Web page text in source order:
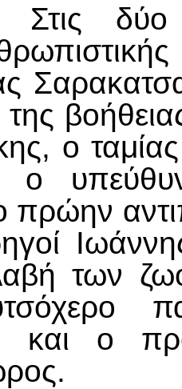
Στις
ο
ο
των
και ο